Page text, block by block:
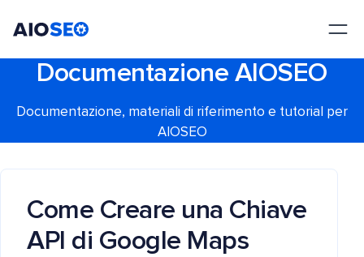
Documentazione AIOSEO
Documentazione, materiali di riferimento e tutorial per
AIOSEO
Come Creare una Chiave
API di Google Maps